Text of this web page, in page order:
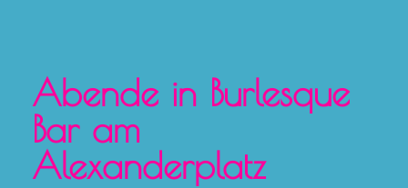
Abende in Burlesque
Bar am
Alexanderplatz